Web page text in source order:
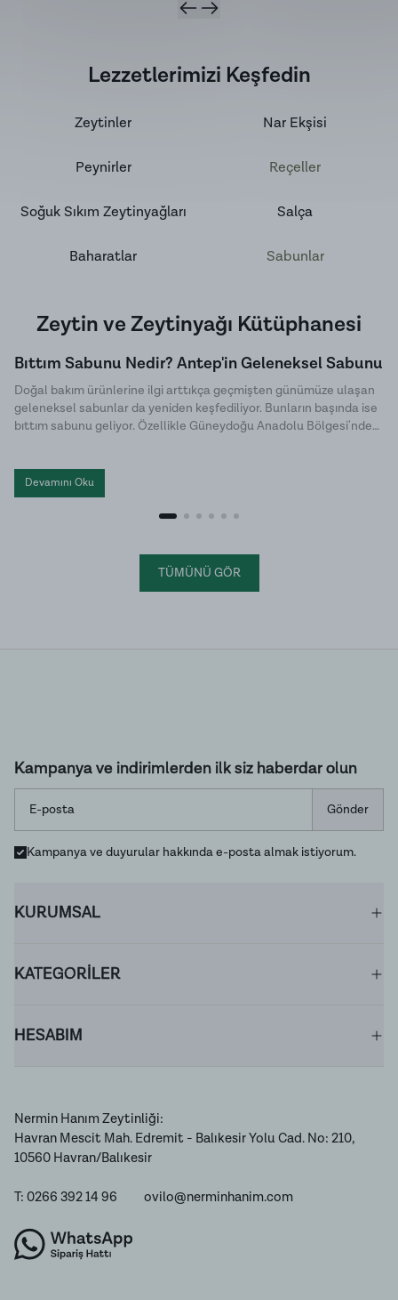
Lezzetlerimizi Keşfedin
Zeytinler Nar Ekşisi
Peynirler Reçeller
Soğuk Sıkım Zeytinyağları Salça
Baharatlar Sabunlar
Zeytin ve Zeytinyağı Kütüphanesi
Bıttım Sabunu Nedir? Antep'in Geleneksel Sabunu
Doğal bakım ürünlerine ilgi arttıkça geçmişten günümüze ulaşan
geleneksel sabunlar da yeniden keşfediliyor. Bunların başında ise
bıttım sabunu geliyor. Özellikle Güneydoğu Anadolu Bölgesi'nde
Antep sabunu olarak da bilinen bıttım sabunu, kimyasal
katkılardan uzak , hem cilt hem de saç bakımında tercih edilen
geleneksel sabunlar arasında yer alıyor.
Devamını Oku
TÜMÜNÜ GÖR
Kampanya ve indirimlerden ilk siz haberdar olun
Gönder
Kampanya ve duyurular hakkında e-posta almak istiyorum.
KURUMSAL
KATEGORİLER
HESABIM
Nermin Hanım Zeytinliği:
Havran Mescit Mah. Edremit - Balıkesir Yolu Cad. No: 210,
10560 Havran/Balıkesir
T: 0266 392 14 96 ovilo@nerminhanim.com